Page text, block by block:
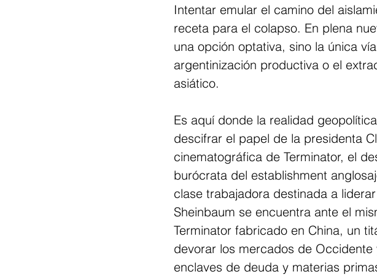
Intentar emular el camino del
receta para el colapso. En plena
una opción optativa, sino la única
argentinización productiva o el
asiático.
Es aquí donde la realidad
descifrar el papel de la presidenta
cinematográfica de Terminator, el
burócrata del establishment
clase trabajadora destinada a
Sheinbaum se encuentra ante el
Terminator fabricado en China, un
devorar los mercados de
enclaves de deuda y materias